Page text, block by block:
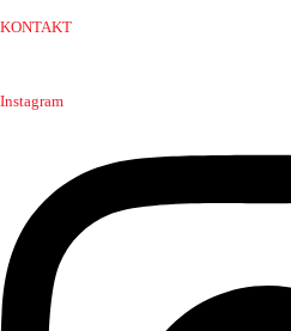
KONTAKT
Instagram